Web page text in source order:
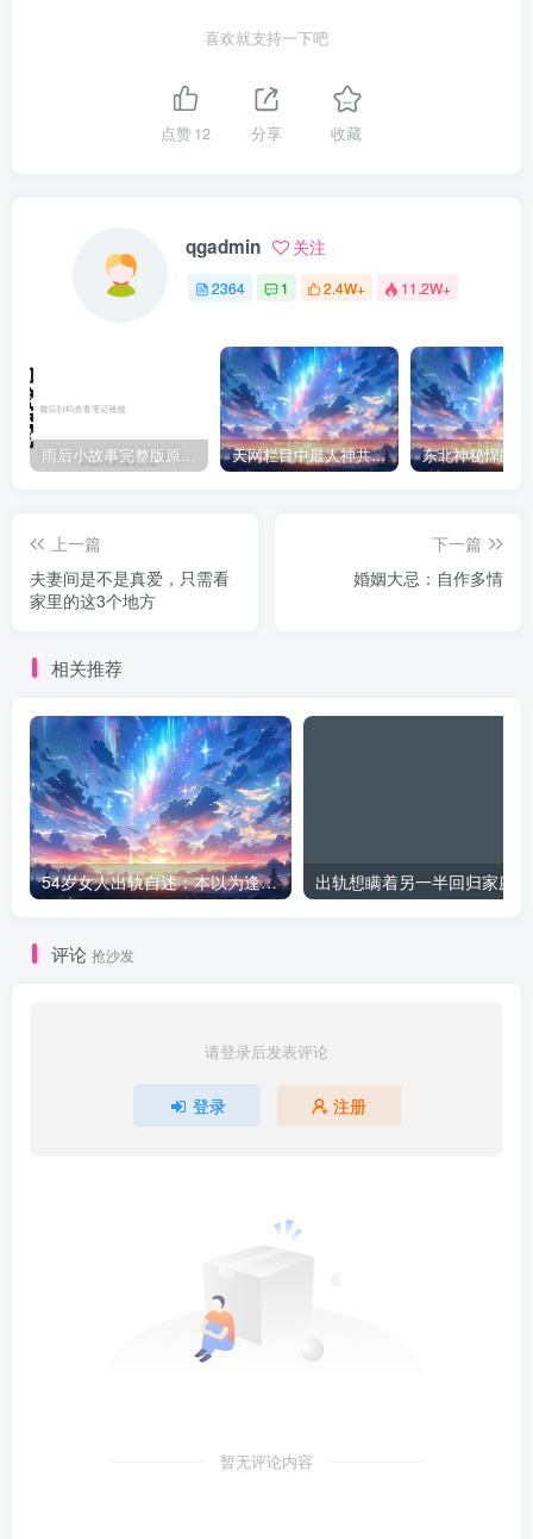
喜欢就支持一下吧
点赞12 分享 收藏
qgadmin 关注
2364 1 2.4W+ 11.2W+
雨后小故事完整版原片动态图（图+文字解说版） 天网栏目中最人神共愤的一期《消失的夫妻》
上一篇
夫妻间是不是真爱，只需看
家里的这3个地方
下一篇
婚姻大忌：自作多情
相关推荐
54岁女人出轨自述：本以为逢场作戏
评论 抢沙发
请登录后发表评论
登录 注册
暂无评论内容